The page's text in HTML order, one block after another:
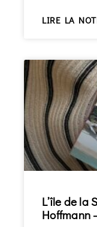
LIRE LA
L’île de la
Hoffmann